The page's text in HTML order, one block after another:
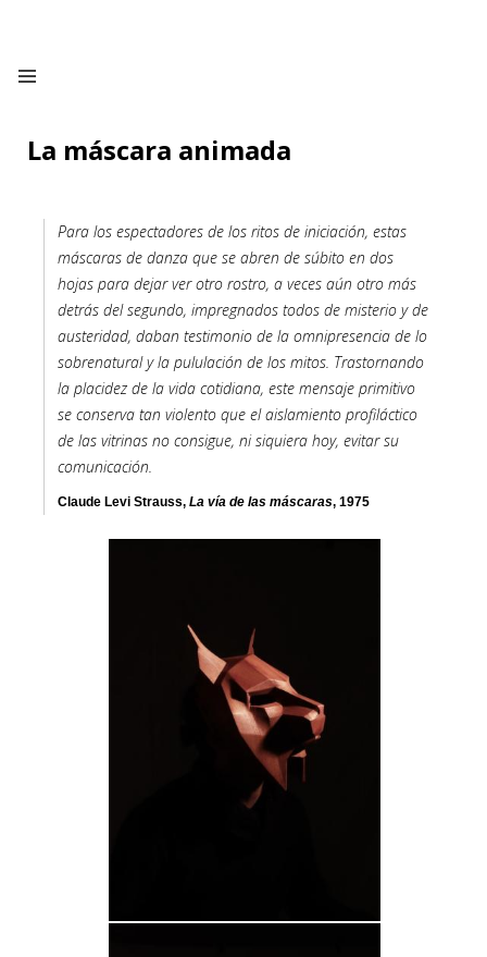
La máscara animada
Para los espectadores de los ritos de iniciación, estas
máscaras de danza que se abren de súbito en dos
hojas para dejar ver otro rostro, a veces aún otro más
detrás del segundo, impregnados todos de misterio y de
austeridad, daban testimonio de la omnipresencia de lo
sobrenatural y la pululación de los mitos. Trastornando
la placidez de la vida cotidiana, este mensaje primitivo
se conserva tan violento que el aislamiento profiláctico
de las vitrinas no consigue, ni siquiera hoy, evitar su
comunicación.
Claude Levi Strauss, La vía de las máscaras, 1975